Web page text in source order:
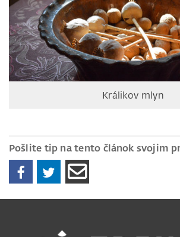
Králikov mlyn
Pošlite tip na tento článok svojim